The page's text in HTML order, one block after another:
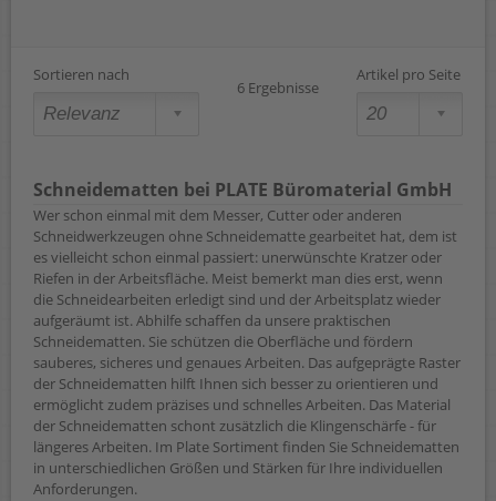
Sortieren nach
6 Ergebnisse
Artikel pro Seite
Schneidematten bei PLATE Büromaterial GmbH
Wer schon einmal mit dem Messer, Cutter oder anderen
Schneidwerkzeugen ohne Schneidematte gearbeitet hat, dem ist
es vielleicht schon einmal passiert: unerwünschte Kratzer oder
Riefen in der Arbeitsfläche. Meist bemerkt man dies erst, wenn
die Schneidearbeiten erledigt sind und der Arbeitsplatz wieder
aufgeräumt ist. Abhilfe schaffen da unsere praktischen
Schneidematten. Sie schützen die Oberfläche und fördern
sauberes, sicheres und genaues Arbeiten. Das aufgeprägte Raster
der Schneidematten hilft Ihnen sich besser zu orientieren und
ermöglicht zudem präzises und schnelles Arbeiten. Das Material
der Schneidematten schont zusätzlich die Klingenschärfe - für
längeres Arbeiten. Im Plate Sortiment finden Sie Schneidematten
in unterschiedlichen Größen und Stärken für Ihre individuellen
Anforderungen.